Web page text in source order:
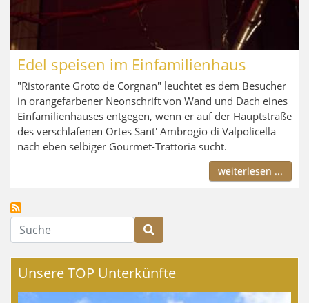
Edel speisen im Einfamilienhaus
"Ristorante Groto de Corgnan" leuchtet es dem Besucher
in orangefarbener Neonschrift von Wand und Dach eines
Einfamilienhauses entgegen, wenn er auf der Hauptstraße
des verschlafenen Ortes Sant' Ambrogio di Valpolicella
nach eben selbiger Gourmet-Trattoria sucht.
weiterlesen ...
Suche
Unsere TOP Unterkünfte